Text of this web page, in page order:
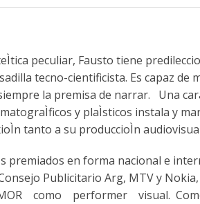
peculiar, Fausto tiene
tecno-cientificista. Es capaz de
la premisa de narrar. Una
y plaÌsticos instala y
tanto a su produccioÌn
premiados en forma nacional e
Publicitario Arg, MTV y
como performer visual. Como